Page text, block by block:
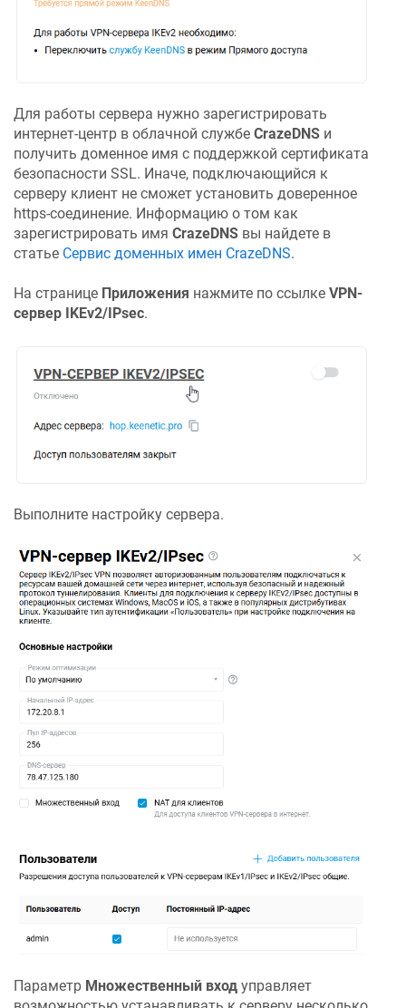
Для работы сервера нужно зарегистрировать
интернет-центр в облачной службе CrazeDNS и
получить доменное имя с поддержкой сертификата
безопасности SSL. Иначе, подключающийся к
серверу клиент не сможет установить доверенное
https-соединение. Информацию о том как
зарегистрировать имя CrazeDNS вы найдете в
статье Сервис доменных имен CrazeDNS.
На странице Приложения нажмите по ссылке VPN-
сервер IKEv2/IPsec.
Выполните настройку сервера.
Параметр Множественный вход управляет